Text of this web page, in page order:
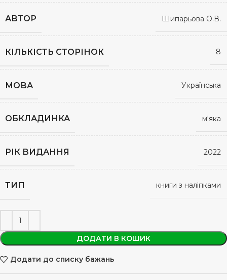
АВТОР Шипарьова О.В.
КІЛЬКІСТЬ СТОРІНОК 8
МОВА Українська
ОБКЛАДИНКА м'яка
РІК ВИДАННЯ 2022
ТИП книги з наліпками
ДОДАТИ В КОШИК
Додати до списку бажань